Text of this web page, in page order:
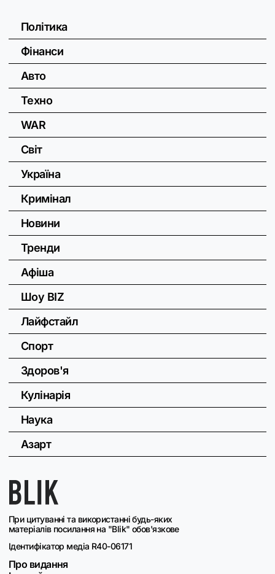
При цитуванні та використанні будь-яких
матеріалів посилання на "Blik" обов'язкове
Ідентифікатор медіа R40-06171
Про видання
Політика
Фінанси
Авто
Техно
WAR
Світ
Україна
Кримінал
Новини
Тренди
Афіша
Шоу BIZ
Лайфстайл
Спорт
Здоров'я
Кулінарія
Наука
Азарт